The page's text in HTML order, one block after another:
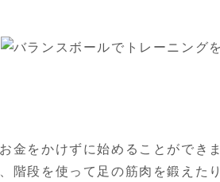
金をかけずに始めることができま
階段を使って足の筋肉を鍛えた